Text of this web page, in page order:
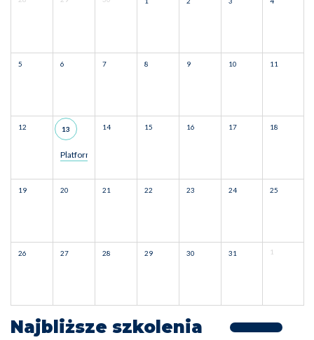
5 6 7 8 9 10 11
12 13
Platforma Kampus: oceni
14 15 16 17 18
19 20 21 22 23 24 25
26 27 28 29 30 31 1
Najbliższe szkolenia